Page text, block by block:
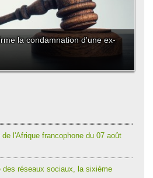
la condamnation d'une ex-
de l'Afrique francophone du 07 août
des réseaux sociaux, la sixième